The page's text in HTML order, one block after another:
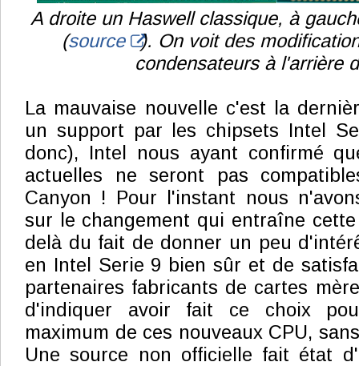
A droite un Haswell classique, à
(source
). On voit des
condensateurs à l'arrière
La mauvaise nouvelle c'est la
un support par les chipsets Intel
donc), Intel nous ayant confirmé
actuelles ne seront pas
Canyon ! Pour l'instant nous
sur le changement qui entraîne
delà du fait de donner un peu
en Intel Serie 9 bien sûr et de
partenaires fabricants de cartes
d'indiquer avoir fait ce choix
maximum de ces nouveaux CPU,
Une source non officielle fait état